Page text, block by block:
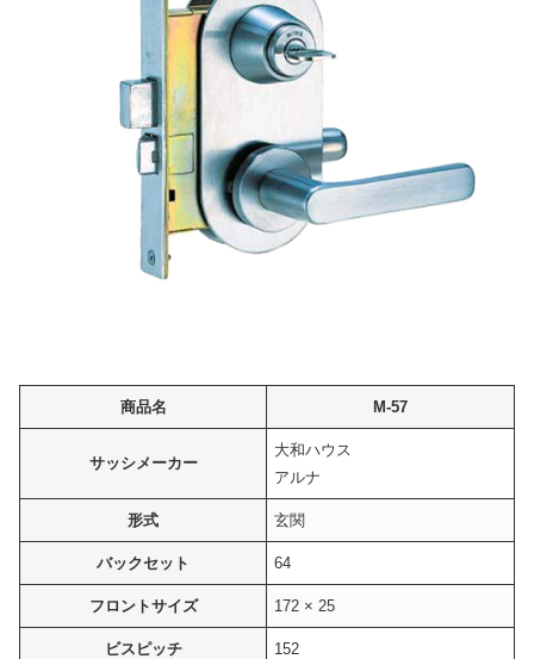
商品名 M-57
サッシメーカー
大和ハウス
アルナ
形式 玄関
バックセット 64
フロントサイズ 172 × 25
ビスピッチ 152